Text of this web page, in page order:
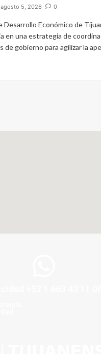
agosto 5, 2026 0
Desarrollo Económico de
en una estrategia de
de gobierno para agilizar la